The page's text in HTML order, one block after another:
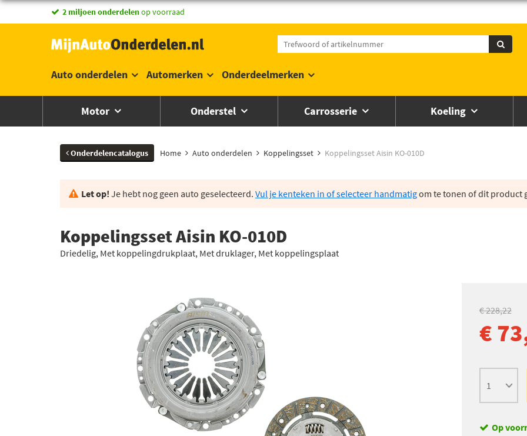
2 miljoen onderdelenop voorraad
Auto onderdelen Automerken Onderdeelmerken
Motor Onderstel Carrosserie Koeling
Onderdelencatalogus Home Auto onderdelen Koppelingsset Koppelingsset Aisin KO-010D
Let op! Je hebt nog geen auto geselecteerd. Vul je kenteken in of selecteer handmatigom te tonen of dit product
Koppelingsset Aisin KO-010D
Driedelig, Met koppelingdrukplaat, Met druklager, Met koppelingsplaat
€ 228,22
€
Op